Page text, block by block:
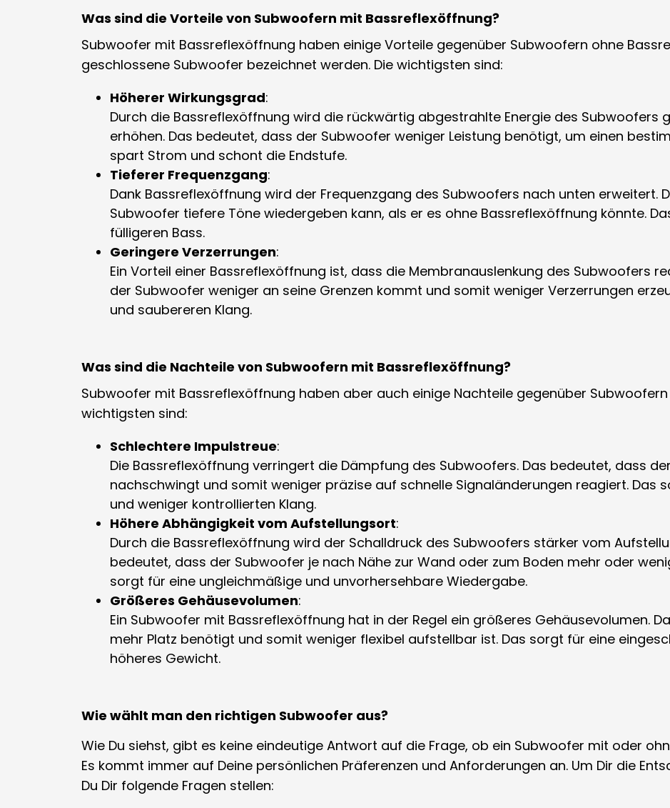
Was sind die Vorteile von Subwoofern mit Bassreflexöffnung?
Subwoofer mit Bassreflexöffnung haben einige Vorteile gegenüber Subwoofern ohne
geschlossene Subwoofer bezeichnet werden. Die wichtigsten sind:
Höherer Wirkungsgrad:
Durch die Bassreflexöffnung wird die rückwärtig abgestrahlte Energie des Subwoofers
erhöhen. Das bedeutet, dass der Subwoofer weniger Leistung benötigt, um einen
spart Strom und schont die Endstufe.
Tieferer Frequenzgang:
Dank Bassreflexöffnung wird der Frequenzgang des Subwoofers nach unten erweitert.
Subwoofer tiefere Töne wiedergeben kann, als er es ohne Bassreflexöffnung könnte.
fülligeren Bass.
Geringere Verzerrungen:
Ein Vorteil einer Bassreflexöffnung ist, dass die Membranauslenkung des Subwoofers
der Subwoofer weniger an seine Grenzen kommt und somit weniger Verzerrungen
und saubereren Klang.
Was sind die Nachteile von Subwoofern mit Bassreflexöffnung?
Subwoofer mit Bassreflexöffnung haben aber auch einige Nachteile gegenüber
wichtigsten sind:
Schlechtere Impulstreue:
Die Bassreflexöffnung verringert die Dämpfung des Subwoofers. Das bedeutet, dass
nachschwingt und somit weniger präzise auf schnelle Signaländerungen reagiert. Das
und weniger kontrollierten Klang.
Höhere Abhängigkeit vom Aufstellungsort:
Durch die Bassreflexöffnung wird der Schalldruck des Subwoofers stärker vom
bedeutet, dass der Subwoofer je nach Nähe zur Wand oder zum Boden mehr oder
sorgt für eine ungleichmäßige und unvorhersehbare Wiedergabe.
Größeres Gehäusevolumen:
Ein Subwoofer mit Bassreflexöffnung hat in der Regel ein größeres Gehäusevolumen.
mehr Platz benötigt und somit weniger flexibel aufstellbar ist. Das sorgt für eine
höheres Gewicht.
Wie wählt man den richtigen Subwoofer aus?
Wie Du siehst, gibt es keine eindeutige Antwort auf die Frage, ob ein Subwoofer mit oder
Es kommt immer auf Deine persönlichen Präferenzen und Anforderungen an. Um Dir die
Du Dir folgende Fragen stellen: